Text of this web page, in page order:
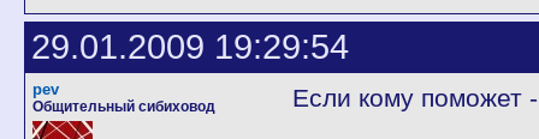
29.01.2009 19:29:54
pev
Общительный сибиховод Если кому поможет